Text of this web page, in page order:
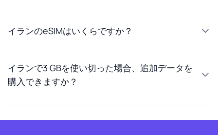
イランのeSIMはいくらですか？
イランで3 GBを使い切った場合、追加データを
購入できますか？